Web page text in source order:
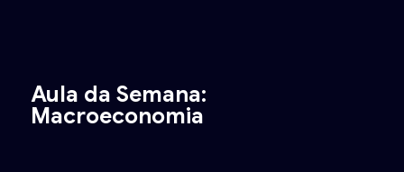
Aula da Semana:
Macroeconomia